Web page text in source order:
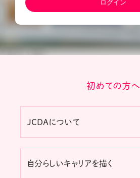
初めての方へ
JCDAについて
自分らしいキャリアを描く